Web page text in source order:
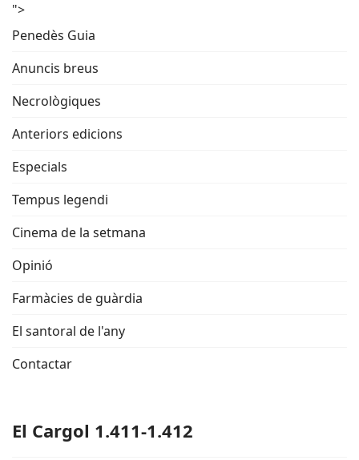
">
Penedès Guia
Anuncis breus
Necrològiques
Anteriors edicions
Especials
Tempus legendi
Cinema de la setmana
Opinió
Farmàcies de guàrdia
El santoral de l'any
Contactar
El Cargol 1.411-1.412